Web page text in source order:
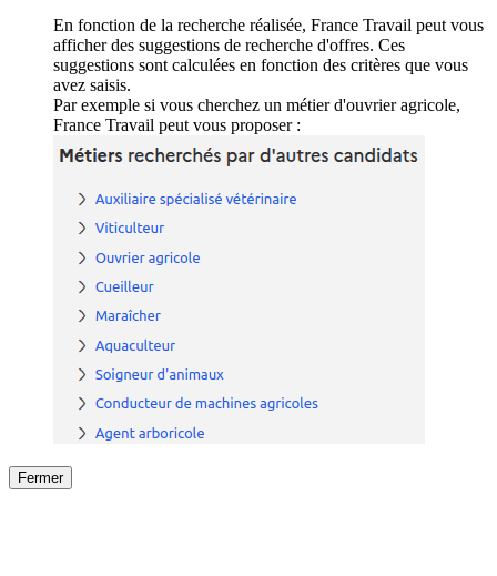
En fonction de la recherche réalisée, France Travail peut vous
afficher des suggestions de recherche d'offres. Ces
suggestions sont calculées en fonction des critères que vous
avez saisis.
Par exemple si vous cherchez un métier d'ouvrier agricole,
France Travail peut vous proposer :
Fermer